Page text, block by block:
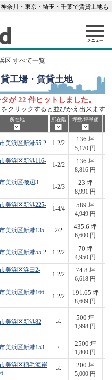
奈川・東京・埼玉・千葉で賃貸土地も
区 すべて一覧
工場・賃貸土地
が 22 件ヒットしました。
をクリックすると並びかえ出来ます
所在地 所在階 坪数/坪単価
美浜区新港55-2 1-2/2
136 坪
5,170 円
美浜区新港116-
1-2/2
136 坪
8,816 円
美浜区磯辺3-
1-2/3
23 坪
8,991 円
美浜区新港225-
1-4/4
589 坪
4,949 円
美浜区新港135 2/2
435.6 坪
6,600 円
美浜区新港55-2 1-2/2
70 坪
4,950 円
美浜区浜田2-
1-2/2
74.8 坪
6,618 円
美浜区新港166-
1-2/2
191.65 坪
8,609 円
美浜区新港82 -/-
500 坪
1,998 円
美浜区新港153 -/-
2500 坪
1,800 円
美浜区稲毛海岸
-/-
200 坪
5,000 円